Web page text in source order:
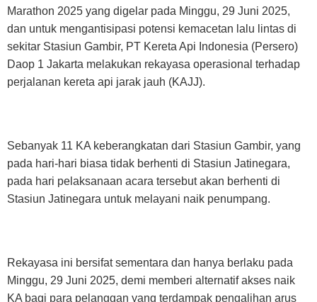
Marathon 2025 yang digelar pada Minggu, 29 Juni 2025,
dan untuk mengantisipasi potensi kemacetan lalu lintas di
sekitar Stasiun Gambir, PT Kereta Api Indonesia (Persero)
Daop 1 Jakarta melakukan rekayasa operasional terhadap
perjalanan kereta api jarak jauh (KAJJ).
Sebanyak 11 KA keberangkatan dari Stasiun Gambir, yang
pada hari-hari biasa tidak berhenti di Stasiun Jatinegara,
pada hari pelaksanaan acara tersebut akan berhenti di
Stasiun Jatinegara untuk melayani naik penumpang.
Rekayasa ini bersifat sementara dan hanya berlaku pada
Minggu, 29 Juni 2025, demi memberi alternatif akses naik
KA bagi para pelanggan yang terdampak pengalihan arus